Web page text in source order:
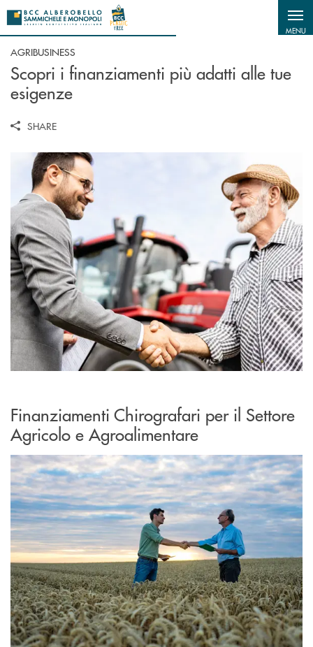
Salta al contenuto principale
MENU
AGRIBUSINESS
Scopri i finanziamenti più adatti alle tue
esigenze
SHARE
Finanziamenti Chirografari per il Settore
Agricolo e Agroalimentare